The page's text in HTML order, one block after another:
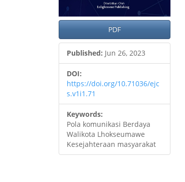
PDF
Published: Jun 26, 2023
DOI:
https://doi.org/10.71036/ejc
s.v1i1.71
Keywords:
Pola komunikasi Berdaya
Walikota Lhokseumawe
Kesejahteraan masyarakat